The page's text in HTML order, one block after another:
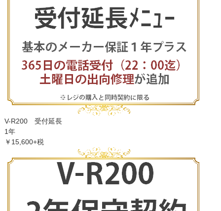
V-R200 受付延長
1年
￥15,600+税